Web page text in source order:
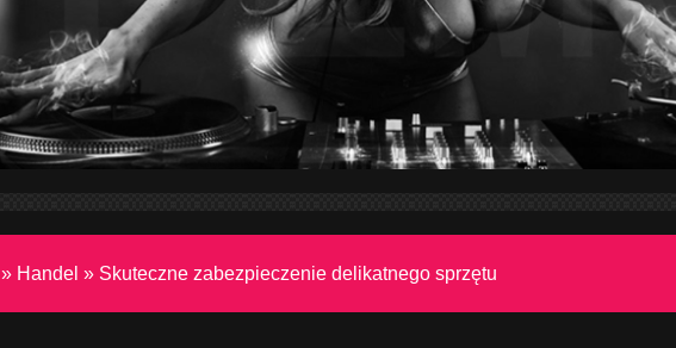
» Handel » Skuteczne zabezpieczenie delikatnego sprzętu